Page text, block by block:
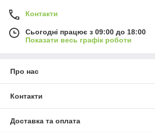
Контакти
Сьогодні працює з 09:00 до 18:00
Показати весь графік роботи
Про нас
Контакти
Доставка та оплата